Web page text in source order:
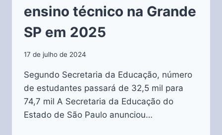
ensino técnico na Grande
SP em 2025
17 de julho de 2024
Segundo Secretaria da Educação, número
de estudantes passará de 32,5 mil para
74,7 mil A Secretaria da Educação do
Estado de São Paulo anunciou…